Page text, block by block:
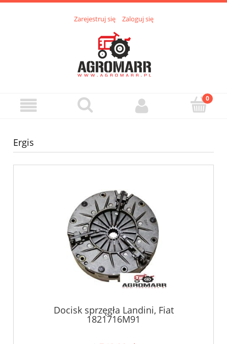
Zarejestruj się Zaloguj się
Ergis
Docisk sprzęgła Landini, Fiat
1821716M91